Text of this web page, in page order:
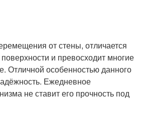
от стены, отличается
и превосходит многие
Отличной особенностью данного
Ежедневное
не ставит его прочность под